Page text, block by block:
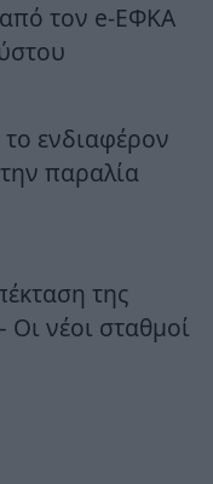
τον e-ΕΦΚΑ
ενδιαφέρον
παραλία
της
νέοι σταθμοί